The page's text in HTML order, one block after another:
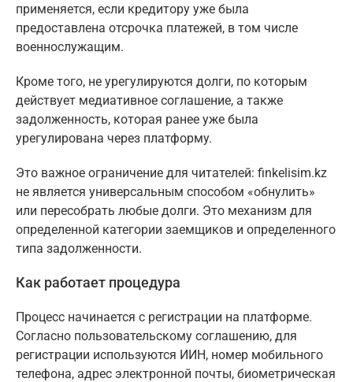
применяется, если кредитору уже была
предоставлена отсрочка платежей, в том числе
военнослужащим.
Кроме того, не урегулируются долги, по которым
действует медиативное соглашение, а также
задолженность, которая ранее уже была
урегулирована через платформу.
Это важное ограничение для читателей: finkelisim.kz
не является универсальным способом «обнулить»
или пересобрать любые долги. Это механизм для
определенной категории заемщиков и определенного
типа задолженности.
Как работает процедура
Процесс начинается с регистрации на платформе.
Согласно пользовательскому соглашению, для
регистрации используются ИИН, номер мобильного
телефона, адрес электронной почты, биометрическая